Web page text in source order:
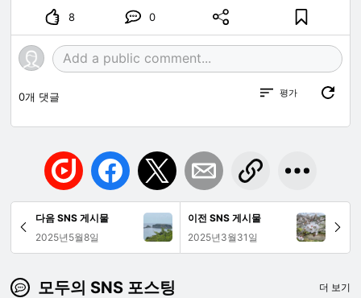
8 0
0개 댓글 평가
다음 SNS 게시물
2025년5월8일
이전 SNS 게시물
2025년3월31일
모두의 SNS 포스팅 더 보기